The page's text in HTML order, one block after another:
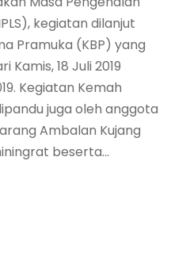
kegiatan dilanjut
Pramuka (KBP) yang
Kamis, 18 Juli 2019
Kegiatan Kemah
juga oleh anggota
Ambalan Kujang
beserta...